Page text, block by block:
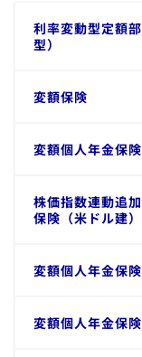
利率変動型定額
型）
​変額保険
​変額個人年金保険
株価指数連動追
保険（米ドル建）
変額個人年金保険
変額個人年金保険